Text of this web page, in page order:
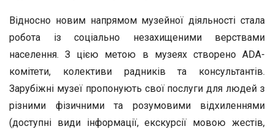
Відносно новим напрямом музейної діяльності стала
робота із соціально незахищеними верствами
населення. З цією метою в музеях створено ADA-
комітети, колективи радників та консультантів.
Зарубіжні музеї пропонують свої послуги для людей з
різними фізичними та розумовими відхиленнями
(доступні види інформації, екскурсії мовою жестів,